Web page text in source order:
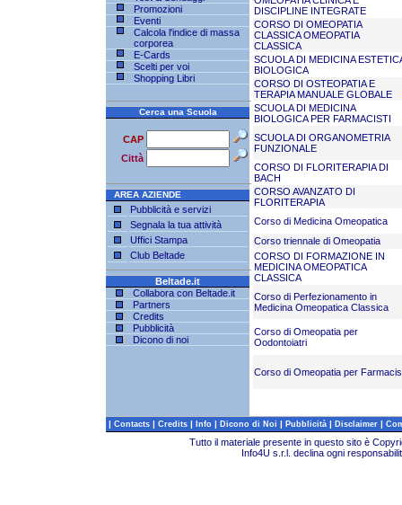
Promozioni
Eventi
Calcola l'indice di massa
corporea
E-Cards
Scelti per voi
Shopping Libri
Cerca una Scuola
CAP
Città
AREA AZIENDE
Pubblicità e servizi
Segnala la tua attività
Uffici Stampa
Club Beltade
Beltade.it
Collabora con Beltade.it
Partners
Credits
Pubblicità
Dicono di noi
DISCIPLINE INTEGRATE
CORSO DI OMEOPATIA
CLASSICA OMEOPATIA
CLASSICA
SCUOLA DI MEDICINA
BIOLOGICA
CORSO DI OSTEOPATIA E
TERAPIA MANUALE GLOBALE
SCUOLA DI MEDICINA
BIOLOGICA PER FARMACISTI
SCUOLA DI ORGANOMETRIA
FUNZIONALE
CORSO DI FLORITERAPIA DI
BACH
CORSO AVANZATO DI
FLORITERAPIA
Corso di Medicina Omeopatica
Corso triennale di Omeopatia
CORSO DI FORMAZIONE IN
MEDICINA OMEOPATICA
CLASSICA
Corso di Perfezionamento in
Medicina Omeopatica Classica
Corso di Omeopatia per
Oodontoiatri
Corso di Omeopatia per
| Contacts | Credits | Info | Dicono di Noi | Pubblicità | Disclaimer |
Tutto il materiale presente in questo sito è
Info4U s.r.l. declina ogni